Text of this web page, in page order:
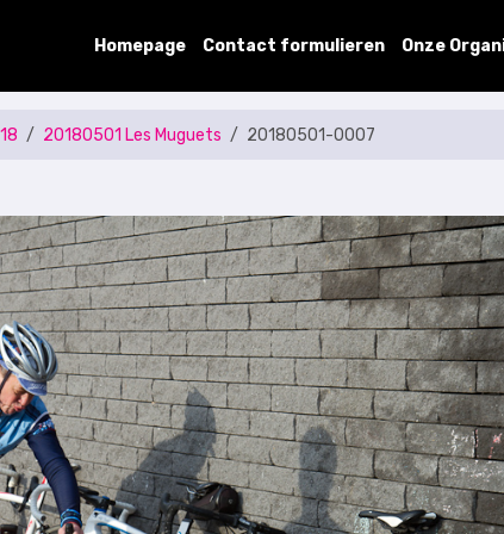
Homepage Contact formulieren Onze
20180501 Les Muguets 20180501-0007